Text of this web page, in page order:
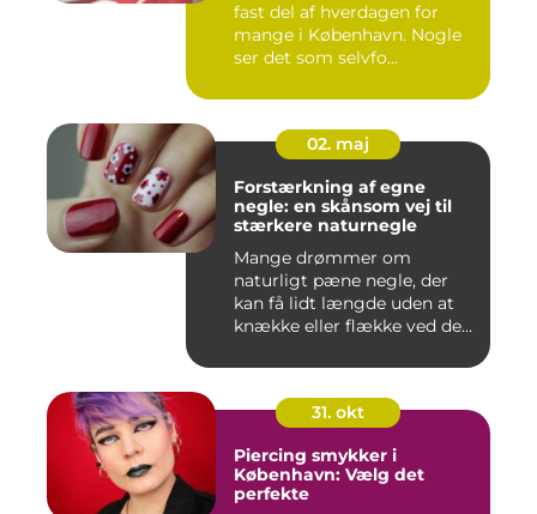
fast del af hverdagen for
mange i København. Nogle
ser det som selvfo...
02. maj
Forstærkning af egne
negle: en skånsom vej til
stærkere naturnegle
Mange drømmer om
naturligt pæne negle, der
kan få lidt længde uden at
knække eller flække ved den
31. okt
Piercing smykker i
København: Vælg det
perfekte